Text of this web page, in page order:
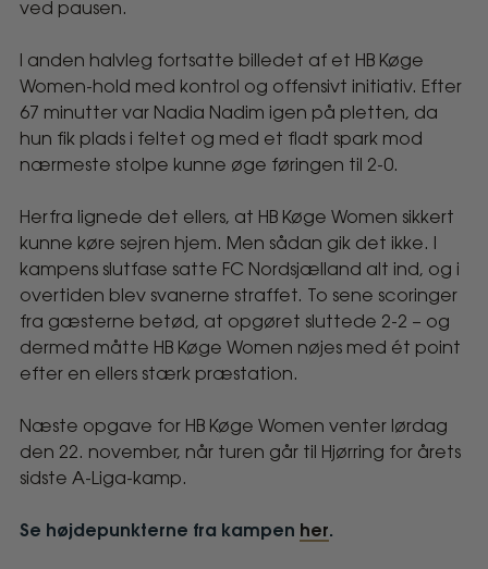
ved pausen.
I anden halvleg fortsatte billedet af et HB Køge
Women-hold med kontrol og offensivt initiativ. Efter
67 minutter var Nadia Nadim igen på pletten, da
hun fik plads i feltet og med et fladt spark mod
nærmeste stolpe kunne øge føringen til 2-0.
Herfra lignede det ellers, at HB Køge Women sikkert
kunne køre sejren hjem. Men sådan gik det ikke. I
kampens slutfase satte FC Nordsjælland alt ind, og i
overtiden blev svanerne straffet. To sene scoringer
fra gæsterne betød, at opgøret sluttede 2-2 – og
dermed måtte HB Køge Women nøjes med ét point
efter en ellers stærk præstation.
Næste opgave for HB Køge Women venter lørdag
den 22. november, når turen går til Hjørring for årets
sidste A-Liga-kamp.
Se højdepunkterne fra kampen her.